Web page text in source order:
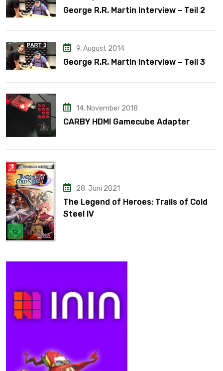
George R.R. Martin Interview – Teil 2
9. August 2014
George R.R. Martin Interview – Teil 3
14. November 2018
CARBY HDMI Gamecube Adapter
28. Juni 2021
The Legend of Heroes: Trails of Cold
Steel IV